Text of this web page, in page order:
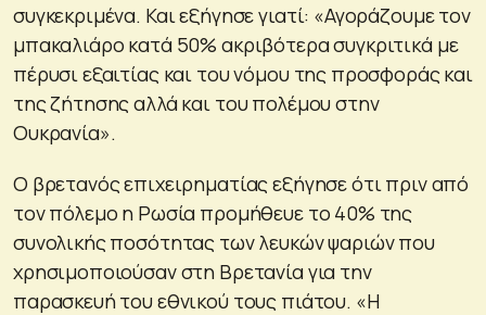
συγκεκριμένα. Και εξήγησε γιατί: «Αγοράζουμε τον
μπακαλιάρο κατά 50% ακριβότερα συγκριτικά με
πέρυσι εξαιτίας και του νόμου της προσφοράς και
της ζήτησης αλλά και του πολέμου στην
Ουκρανία».
Ο βρετανός επιχειρηματίας εξήγησε ότι πριν από
τον πόλεμο η Ρωσία προμήθευε το 40% της
συνολικής ποσότητας των λευκών ψαριών που
χρησιμοποιούσαν στη Βρετανία για την
παρασκευή του εθνικού τους πιάτου. «Η